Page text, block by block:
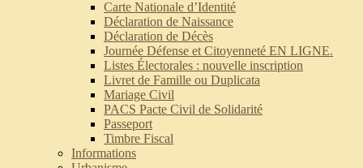
Carte Nationale d’Identité
Déclaration de Naissance
Déclaration de Décès
Journée Défense et Citoyenneté EN LIGNE.
Listes Électorales : nouvelle inscription
Livret de Famille ou Duplicata
Mariage Civil
PACS Pacte Civil de Solidarité
Passeport
Timbre Fiscal
Informations